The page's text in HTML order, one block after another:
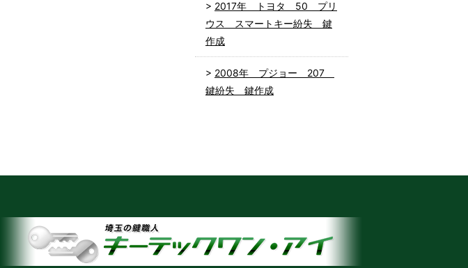
2017年 トヨタ 50 プリ
ウス スマートキー紛失 鍵
作成
2008年 プジョー 207
鍵紛失 鍵作成